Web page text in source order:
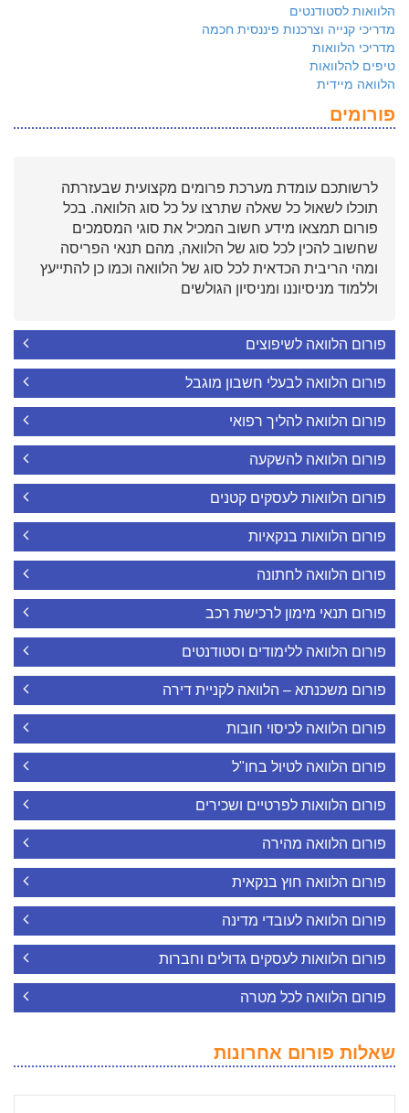
הלוואות לסטודנטים
מדריכי קנייה וצרכנות פיננסית חכמה
מדריכי הלוואות
טיפים להלוואות
הלוואה מיידית
פורומים
לרשותכם עומדת מערכת פרומים מקצועית שבעזרתה
תוכלו לשאול כל שאלה שתרצו על כל סוג הלוואה. בכל
פורום תמצאו מידע חשוב המכיל את סוגי המסמכים
שחשוב להכין לכל סוג של הלוואה, מהם תנאי הפריסה
ומהי הריבית הכדאית לכל סוג של הלוואה וכמו כן להתייעץ
וללמוד מניסיוננו ומניסיון הגולשים
פורום הלוואה לשיפוצים
פורום הלוואה לבעלי חשבון מוגבל
פורום הלוואה להליך רפואי
פורום הלוואה להשקעה
פורום הלוואות לעסקים קטנים
פורום הלוואות בנקאיות
פורום הלוואה לחתונה
פורום תנאי מימון לרכישת רכב
פורום הלוואה ללימודים וסטודנטים
פורום משכנתא – הלוואה לקניית דירה
פורום הלוואה לכיסוי חובות
פורום הלוואה לטיול בחו"ל
פורום הלוואות לפרטיים ושכירים
פורום הלוואה מהירה
פורום הלוואה חוץ בנקאית
פורום הלוואה לעובדי מדינה
פורום הלוואות לעסקים גדולים וחברות
פורום הלוואה לכל מטרה
שאלות פורום אחרונות